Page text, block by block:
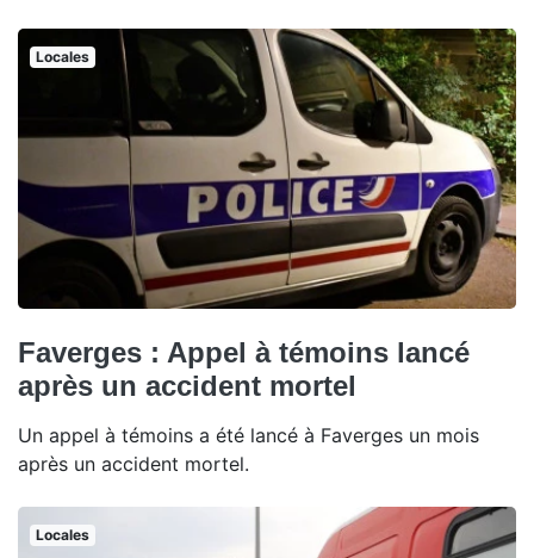
Locales
Faverges : Appel à témoins lancé
après un accident mortel
Un appel à témoins a été lancé à Faverges un mois
après un accident mortel.
Locales